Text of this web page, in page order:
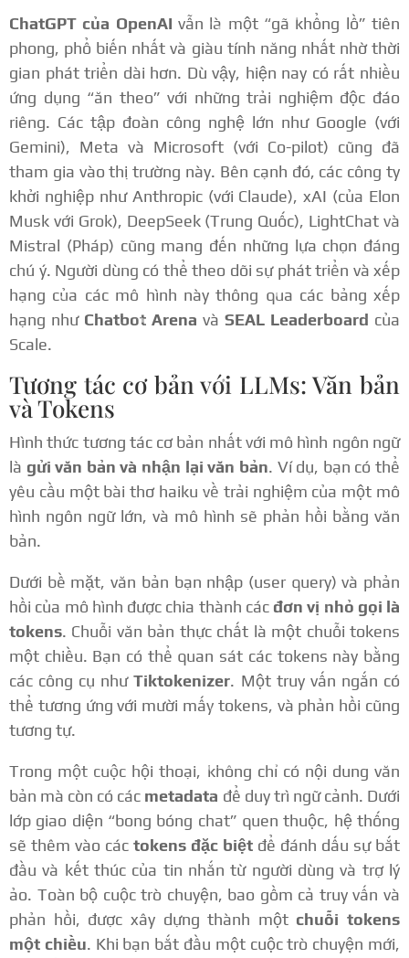
ChatGPT của OpenAI vẫn là một “gã khổng lồ” tiên
phong, phổ biến nhất và giàu tính năng nhất nhờ thời
gian phát triển dài hơn. Dù vậy, hiện nay có rất nhiều
ứng dụng “ăn theo” với những trải nghiệm độc đáo
riêng. Các tập đoàn công nghệ lớn như Google (với
Gemini), Meta và Microsoft (với Co-pilot) cũng đã
tham gia vào thị trường này. Bên cạnh đó, các công ty
khởi nghiệp như Anthropic (với Claude), xAI (của Elon
Musk với Grok), DeepSeek (Trung Quốc), LightChat và
Mistral (Pháp) cũng mang đến những lựa chọn đáng
chú ý. Người dùng có thể theo dõi sự phát triển và xếp
hạng của các mô hình này thông qua các bảng xếp
hạng như Chatbot Arena và SEAL Leaderboard của
Scale.
Tương tác cơ bản với LLMs: Văn bản
và Tokens
Hình thức tương tác cơ bản nhất với mô hình ngôn ngữ
là gửi văn bản và nhận lại văn bản. Ví dụ, bạn có thể
yêu cầu một bài thơ haiku về trải nghiệm của một mô
hình ngôn ngữ lớn, và mô hình sẽ phản hồi bằng văn
bản.
Dưới bề mặt, văn bản bạn nhập (user query) và phản
hồi của mô hình được chia thành các đơn vị nhỏ gọi là
tokens. Chuỗi văn bản thực chất là một chuỗi tokens
một chiều. Bạn có thể quan sát các tokens này bằng
các công cụ nhưTiktokenizer. Một truy vấn ngắn có
thể tương ứng với mười mấy tokens, và phản hồi cũng
tương tự.
Trong một cuộc hội thoại, không chỉ có nội dung văn
bản mà còn có các metadata để duy trì ngữ cảnh. Dưới
lớp giao diện “bong bóng chat” quen thuộc, hệ thống
sẽ thêm vào các tokens đặc biệt để đánh dấu sự bắt
đầu và kết thúc của tin nhắn từ người dùng và trợ lý
ảo. Toàn bộ cuộc trò chuyện, bao gồm cả truy vấn và
phản hồi, được xây dựng thành một chuỗi tokens
một chiều. Khi bạn bắt đầu một cuộc trò chuyện mới,